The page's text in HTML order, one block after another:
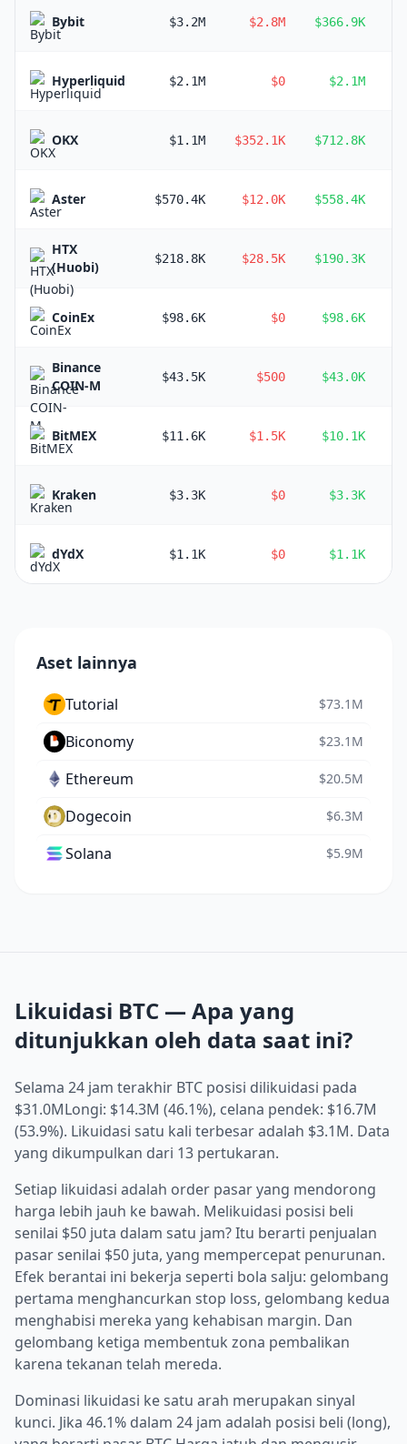
Bybit $3.2M $2.8M $366.9K
Hyperliquid $2.1M $0 $2.1M
OKX $1.1M $352.1K $712.8K
Aster $570.4K $12.0K $558.4K
HTX
(Huobi)
$218.8K $28.5K $190.3K
CoinEx $98.6K $0 $98.6K
Binance
COIN-M
$43.5K $500 $43.0K
BitMEX $11.6K $1.5K $10.1K
Kraken $3.3K $0 $3.3K
dYdX $1.1K $0 $1.1K
Aset lainnya
Tutorial $73.1M
Biconomy $23.1M
Ethereum $20.5M
Dogecoin $6.3M
Solana $5.9M
Likuidasi BTC — Apa yang
ditunjukkan oleh data saat ini?
Selama 24 jam terakhir BTC posisi dilikuidasi pada
$31.0MLongi: $14.3M (46.1%), celana pendek: $16.7M
(53.9%). Likuidasi satu kali terbesar adalah $3.1M. Data
yang dikumpulkan dari 13 pertukaran.
Setiap likuidasi adalah order pasar yang mendorong
harga lebih jauh ke bawah. Melikuidasi posisi beli
senilai $50 juta dalam satu jam? Itu berarti penjualan
pasar senilai $50 juta, yang mempercepat penurunan.
Efek berantai ini bekerja seperti bola salju: gelombang
pertama menghancurkan stop loss, gelombang kedua
menghabisi mereka yang kehabisan margin. Dan
gelombang ketiga membentuk zona pembalikan
karena tekanan telah mereda.
Dominasi likuidasi ke satu arah merupakan sinyal
kunci. Jika 46.1% dalam 24 jam adalah posisi beli (long),